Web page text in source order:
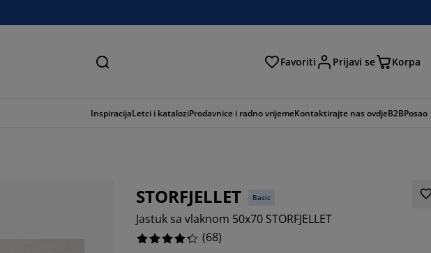
Traži Favoriti Prijavi se Korpa
InspiracijaLetci i kataloziProdavnice i radno vrijemeKontaktirajte nas ovdjeB2BPosao
STORFJELLET Basic
Jastuk sa vlaknom 50x70 STORFJELLET
(68)